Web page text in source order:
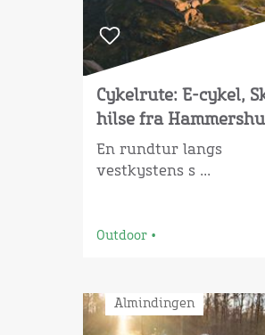
Cykelrute: E-cykel,
hilse fra
En rundtur langs
vestkystens s ...
Outdoor•
Almindingen